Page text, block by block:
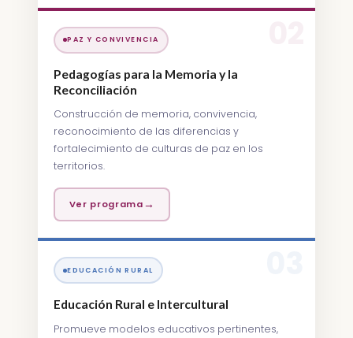
PAZ Y CONVIVENCIA
Pedagogías para la Memoria y la
Reconciliación
Construcción de memoria, convivencia,
reconocimiento de las diferencias y
fortalecimiento de culturas de paz en los
territorios.
Ver programa→
EDUCACIÓN RURAL
Educación Rural e Intercultural
Promueve modelos educativos pertinentes,